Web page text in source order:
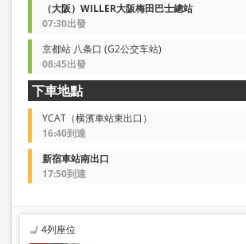
（大阪）WILLER大阪梅田巴士總站
07:30出發
京都站 八条口 (G2公交车站)
08:45出發
下車地點
YCAT（横濱車站東出口）
16:40到達
新宿車站南出口
17:50到達
4列座位